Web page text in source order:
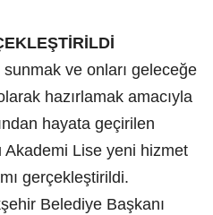
ve onları geleceğe
hazırlamak amacıyla
hayata geçirilen
Lise yeni hizmet
gerçekleştirildi.
Belediye Başkanı